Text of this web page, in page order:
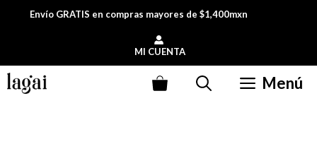
SaltarEnvío GRATIS en compras mayores de $1,400mxn
MI CUENTA
Menú